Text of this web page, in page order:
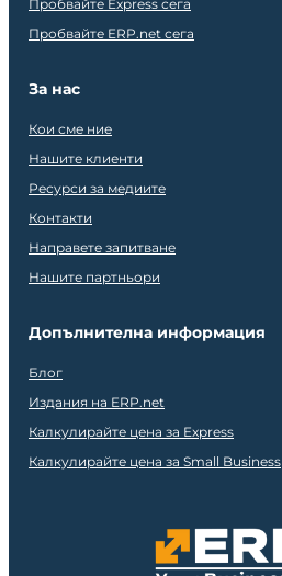
Пробвайте Express сега
Пробвайте ERP.net сега
За нас
Кои сме ние
Нашите клиенти
Ресурси за медиите
Контакти
Направете запитване
Нашите партньори
Допълнителна информация
Блог
Издания на ERP.net
Калкулирайте цена за Express
Калкулирайте цена за Small Business